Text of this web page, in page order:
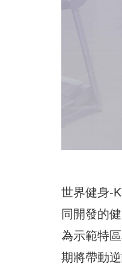
世界健身-
同開發的
為示範特
期將帶動